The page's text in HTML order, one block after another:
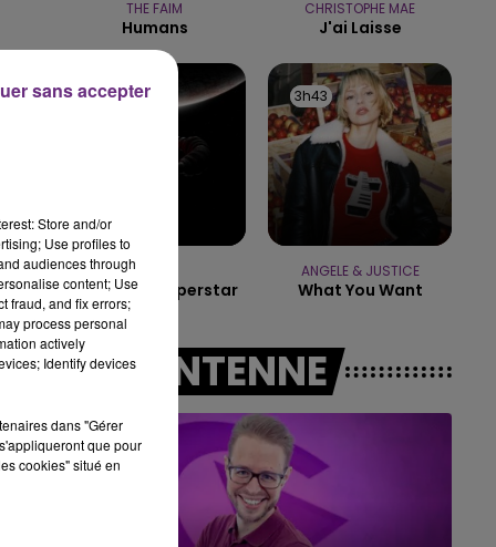
7h00 - 11h00
BEST OF
THE FAIM
Humans
CHRISTOPHE MAE
J'ai Laisse
3h47
3h47
Nightshift Superstar
3h43
3h43
ANGELE & JUSTICE
What You Want
A L'ANTENNE
Store and/or
Use profiles to
audiences through
content; Use
fraud, and fix errors;
process personal
actively
Identify devices
dans "Gérer
que pour
cookies" situé en
sans accepter